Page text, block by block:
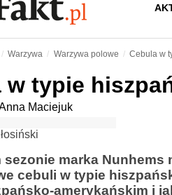
Warzywa Warzywa polowe Cebula w
w typie
Maciejuk
sezonie marka
cebuli w typie
amerykańskim i